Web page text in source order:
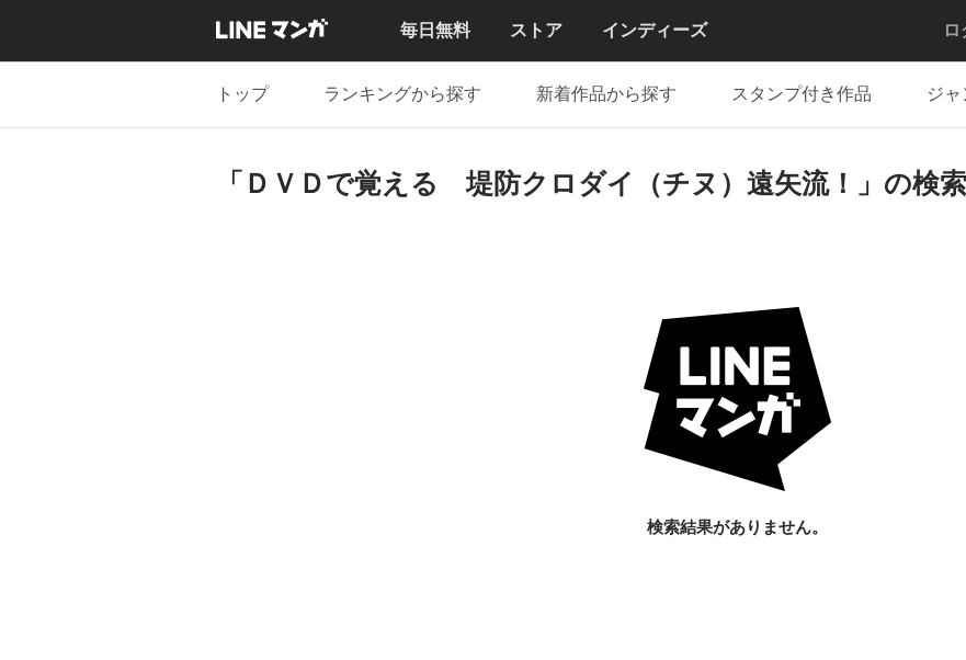
毎日無料 ストア インディーズ ロ
トップ ランキングから探す 新着作品から探す スタンプ付き作品 ジ
「ＤＶＤで覚える 堤防クロダイ（チヌ）遠矢流！」の検
検索結果がありません。